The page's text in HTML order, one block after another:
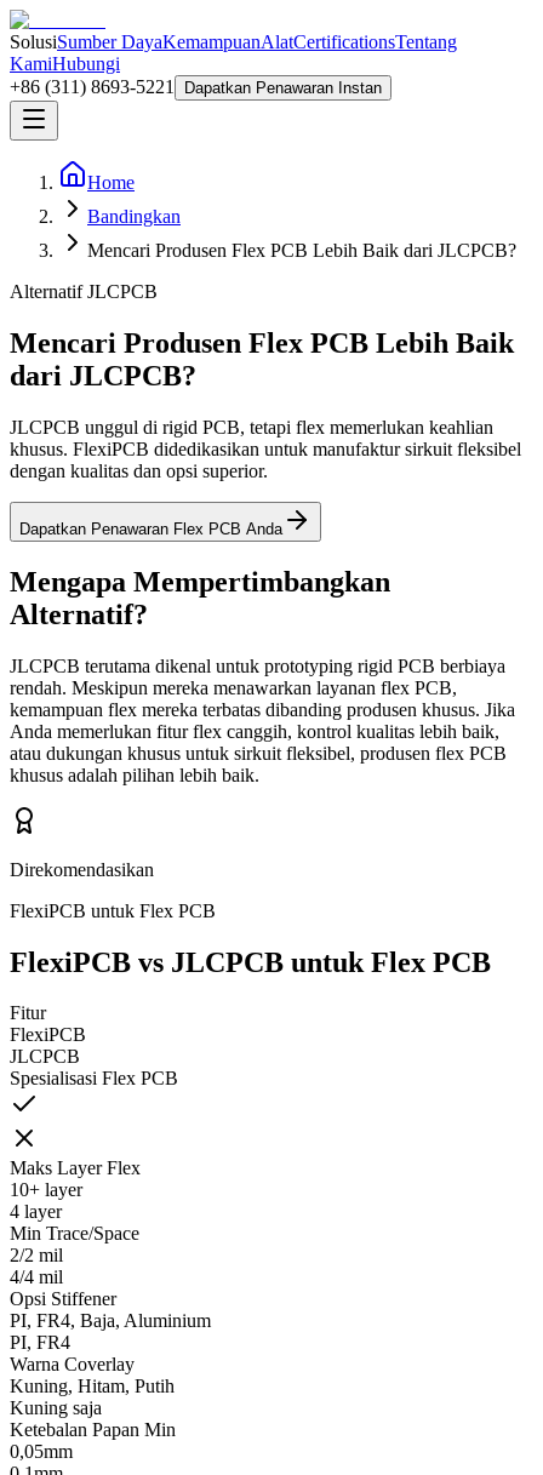
SolusiSumber DayaKemampuanAlatCertificationsTentang
KamiHubungi
+86 (311) 8693-5221
Dapatkan Penawaran Instan
Home
Bandingkan
Mencari Produsen Flex PCB Lebih Baik dari JLCPCB?
Alternatif JLCPCB
Mencari Produsen Flex PCB Lebih Baik
dari JLCPCB?
JLCPCB unggul di rigid PCB, tetapi flex memerlukan keahlian
khusus. FlexiPCB didedikasikan untuk manufaktur sirkuit fleksibel
dengan kualitas dan opsi superior.
Dapatkan Penawaran Flex PCB Anda
Mengapa Mempertimbangkan
Alternatif?
JLCPCB terutama dikenal untuk prototyping rigid PCB berbiaya
rendah. Meskipun mereka menawarkan layanan flex PCB,
kemampuan flex mereka terbatas dibanding produsen khusus. Jika
Anda memerlukan fitur flex canggih, kontrol kualitas lebih baik,
atau dukungan khusus untuk sirkuit fleksibel, produsen flex PCB
khusus adalah pilihan lebih baik.
Direkomendasikan
FlexiPCB untuk Flex PCB
FlexiPCB vs JLCPCB untuk Flex PCB
Fitur
FlexiPCB
JLCPCB
Spesialisasi Flex PCB
Maks Layer Flex
10+ layer
4 layer
Min Trace/Space
2/2 mil
4/4 mil
Opsi Stiffener
PI, FR4, Baja, Aluminium
PI, FR4
Warna Coverlay
Kuning, Hitam, Putih
Kuning saja
Ketebalan Papan Min
0,05mm